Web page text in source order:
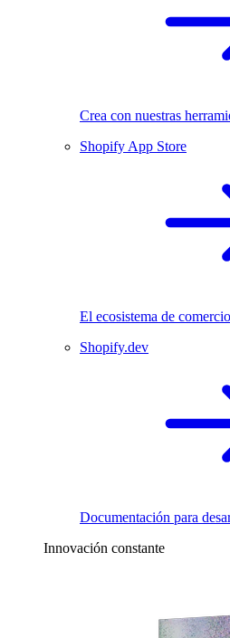
Crea con nuestras
Shopify App Store
El ecosistema de
Shopify.dev
Documentación para
Innovación constante